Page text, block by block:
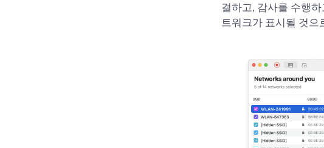
결하고, 감사를 수행
트워크가 표시될 것으